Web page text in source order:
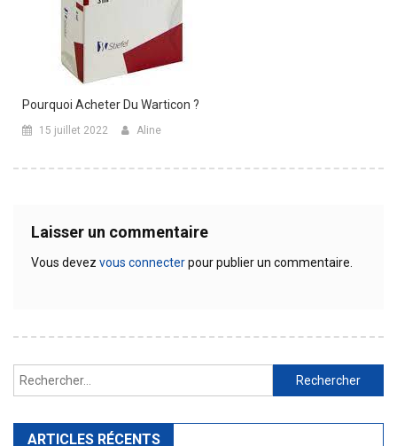
Pourquoi Acheter Du Warticon ?
15 juillet 2022 Aline
Laisser un commentaire
Vous devez vous connecterpour publier un commentaire.
Rechercher :
ARTICLES RÉCENTS